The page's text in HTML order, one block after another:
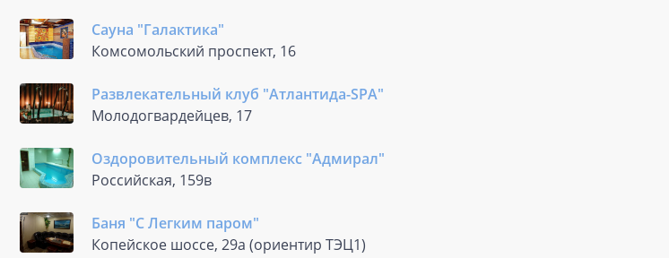
Сауна "Галактика"
Комсомольский проспект, 16
Развлекательный клуб "Атлантида-SPA"
Молодогвардейцев, 17
Оздоровительный комплекс "Адмирал"
Российская, 159в
Баня "С Легким паром"
Копейское шоссе, 29а (ориентир ТЭЦ1)